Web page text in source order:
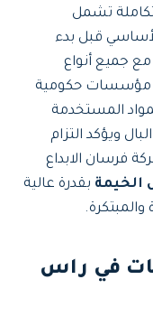
تشمل
قبل بدء
مع جميع أنواع
مؤسسات حكومية
المستخدمة
ويؤكد التزام
فرسان الابداع
الخيمة بقدرة عالية
في راس